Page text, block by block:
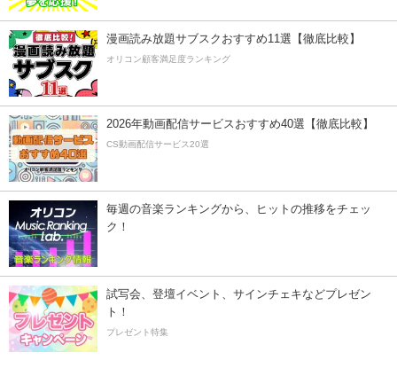
漫画読み放題サブスクおすすめ11選【徹底比較】
オリコン顧客満足度ランキング
2026年動画配信サービスおすすめ40選【徹底比較】
CS動画配信サービス20選
毎週の音楽ランキングから、ヒットの推移をチェッ
ク！
試写会、登壇イベント、サインチェキなどプレゼン
ト！
プレゼント特集